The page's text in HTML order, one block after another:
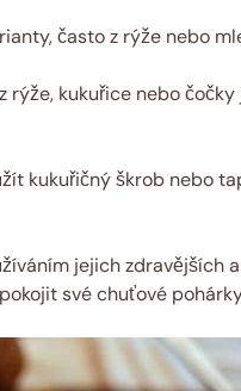
často z rýže nebo
rýže, kukuřice nebo
kukuřičný škrob nebo
jejich zdravějších
své chuťové